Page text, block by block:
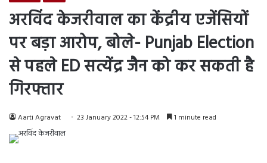
अरविंद केजरीवाल का केंद्रीय एजेंसियों
पर बड़ा आरोप, बोले- Punjab Election
से पहले ED सत्येंद्र जैन को कर सकती है
गिरफ्तार
Aarti Agravat 23 January 2022 - 12:54 PM 1 minute read